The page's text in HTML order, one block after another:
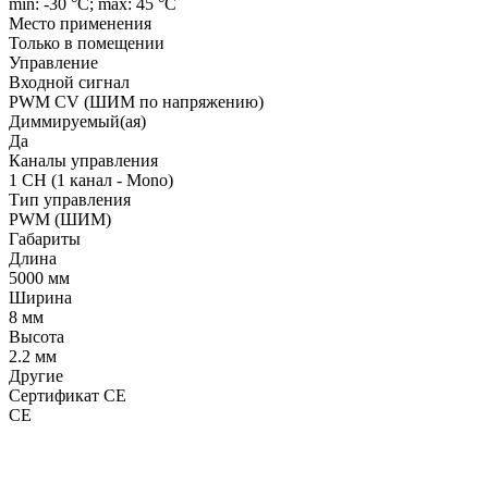
Место применения
Только в помещении
Управление
Входной сигнал
PWM СV (ШИМ по напряжению)
Диммируемый(ая)
Да
Каналы управления
1 CH (1 канал - Mono)
Тип управления
PWM (ШИМ)
Габариты
Длина
5000 мм
Ширина
8 мм
Высота
2.2 мм
Другие
Сертификат CE
CE